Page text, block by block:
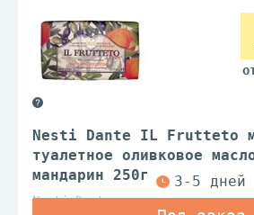
Nesti Dante IL Frutteto
туалетное оливковое
мандарин 250г
Nesti Dante